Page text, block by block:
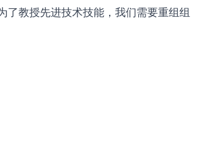
教授先进技术技能，我们需要重组组